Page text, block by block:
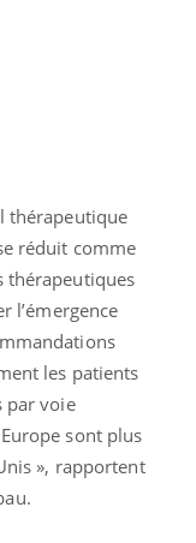
thérapeutique
réduit comme
thérapeutiques
l’émergence
les patients
par voie
sont plus
», rapportent